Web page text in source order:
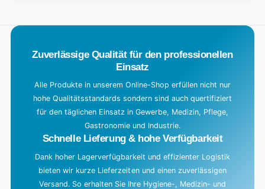
a
Zuverlässige Qualität für den professionellen
Einsatz
Alle Produkte in unserem Online-Shop erfüllen nicht nur
hohe Qualitätsstandards sondern sind auch quertifiziert
für den täglichen Einsatz in Gewerbe, Medizin, Pflege,
Gastronomie und Industrie.
Schnelle Lieferung & hohe Verfügbarkeit
Dank hoher Lagerverfügbarkeit und effizienter Logistik
bieten wir kurze Lieferzeiten und einen zuverlässigen
Versand. So erhalten Sie Ihre Hygiene-, Medizin- und